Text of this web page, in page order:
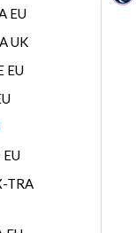
EU
UK
EU
TRA